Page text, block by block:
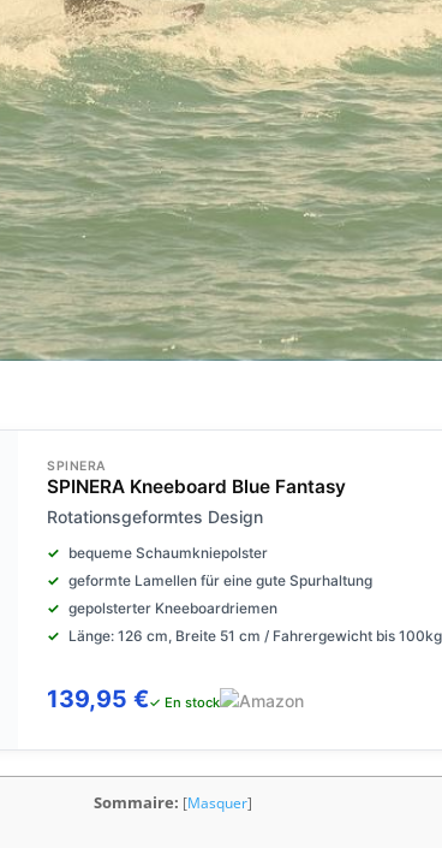
SPINERA
SPINERA Kneeboard Blue Fantasy
Rotationsgeformtes Design
bequeme Schaumkniepolster
geformte Lamellen für eine gute Spurhaltung
gepolsterter Kneeboardriemen
Länge: 126 cm, Breite 51 cm / Fahrergewicht bis 100kg
139,95 €✓ En stock
Sommaire: [Masquer]